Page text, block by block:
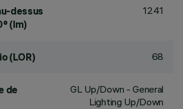
dessus
(lm)
1241
(LOR) 68
de
GL Up/Down - General
Lighting Up/Down